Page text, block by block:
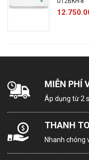
Xuất xứ & Bảo hành
Thông tin sản
Máy
Inverter
MIỄN PHÍ
Áp dụng từ 2
THANH
Nhanh chóng